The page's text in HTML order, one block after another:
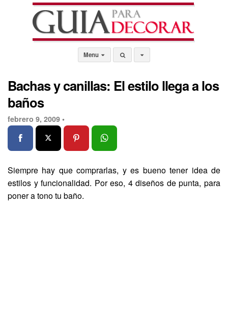
Menu
Bachas y canillas: El estilo llega a los
baños
febrero 9, 2009 •
Siempre hay que comprarlas, y es bueno tener idea de
estilos y funcionalidad. Por eso, 4 diseños de punta, para
poner a tono tu baño.